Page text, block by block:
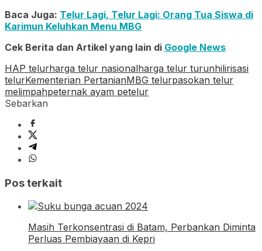
Baca Juga: Telur Lagi, Telur Lagi: Orang Tua Siswa di
Karimun Keluhkan Menu MBG
Cek Berita dan Artikel yang lain di Google News
HAP telurharga telur nasionalharga telur turunhilirisasi
telurKementerian PertanianMBG telurpasokan telur
melimpahpeternak ayam petelur
Sebarkan
Pos terkait
Masih Terkonsentrasi di Batam, Perbankan Diminta
Perluas Pembiayaan di Kepri